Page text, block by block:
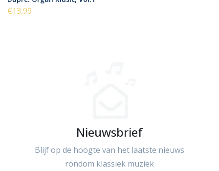
€13,99
Nieuwsbrief
Blijf op de hoogte van het laatste nieuws
rondom klassiek muziek